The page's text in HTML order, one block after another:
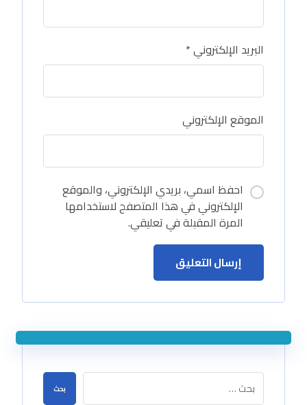
البريد الإلكتروني*
الموقع الإلكتروني
احفظ اسمي، بريدي الإلكتروني، والموقع
الإلكتروني في هذا المتصفح لاستخدامها
المرة المقبلة في تعليقي.
إرسال التعليق
بحث